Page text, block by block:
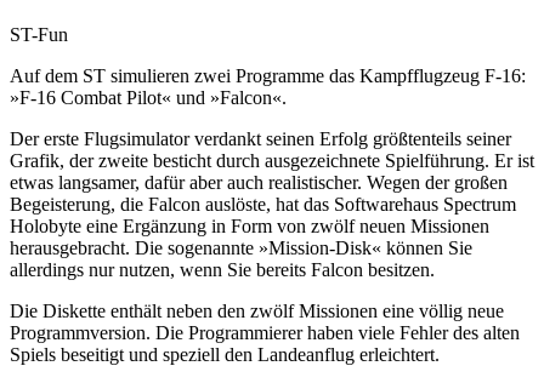
ST-Fun
Auf dem ST simulieren zwei Programme das Kampfflugzeug F-16:
»F-16 Combat Pilot« und »Falcon«.
Der erste Flugsimulator verdankt seinen Erfolg größtenteils seiner
Grafik, der zweite besticht durch ausgezeichnete Spielführung. Er ist
etwas langsamer, dafür aber auch realistischer. Wegen der großen
Begeisterung, die Falcon auslöste, hat das Softwarehaus Spectrum
Holobyte eine Ergänzung in Form von zwölf neuen Missionen
herausgebracht. Die sogenannte »Mission-Disk« können Sie
allerdings nur nutzen, wenn Sie bereits Falcon besitzen.
Die Diskette enthält neben den zwölf Missionen eine völlig neue
Programmversion. Die Programmierer haben viele Fehler des alten
Spiels beseitigt und speziell den Landeanflug erleichtert.